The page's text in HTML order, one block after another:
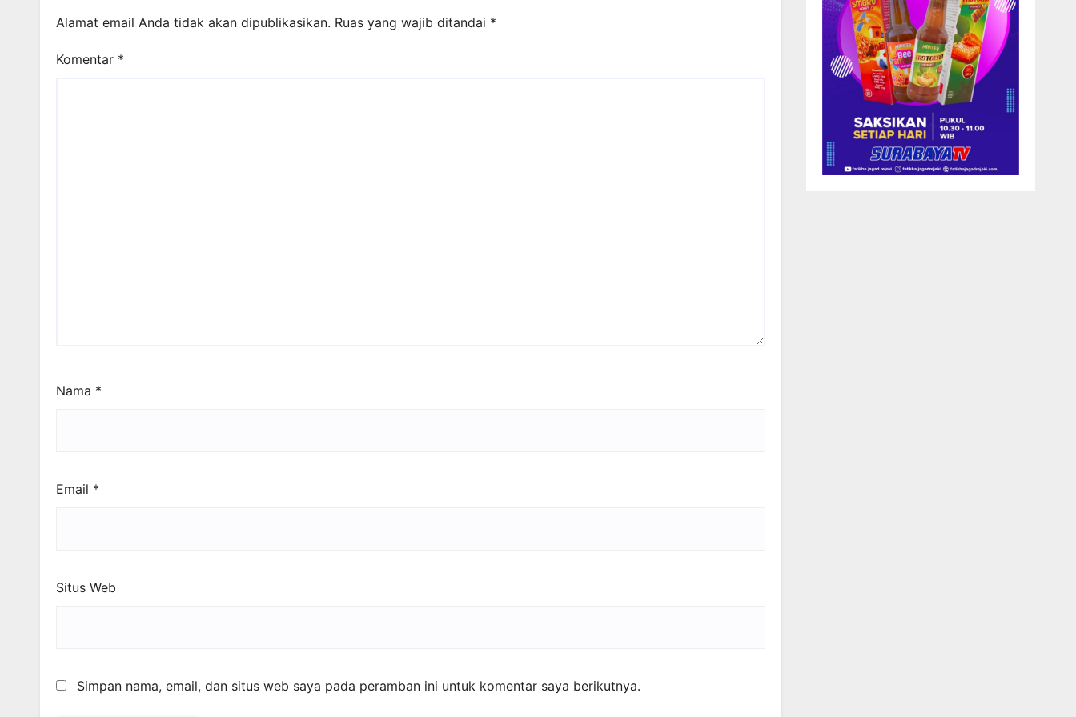
Alamat email Anda tidak akan dipublikasikan. Ruas yang wajib ditandai *
Komentar *
Nama *
Email *
Situs Web
Simpan nama, email, dan situs web saya pada peramban ini untuk komentar saya berikutnya.